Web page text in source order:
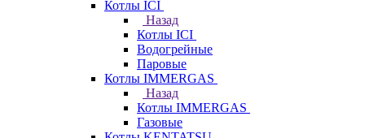
Котлы ICI
Назад
Котлы ICI
Водогрейные
Паровые
Котлы IMMERGAS
Назад
Котлы IMMERGAS
Газовые